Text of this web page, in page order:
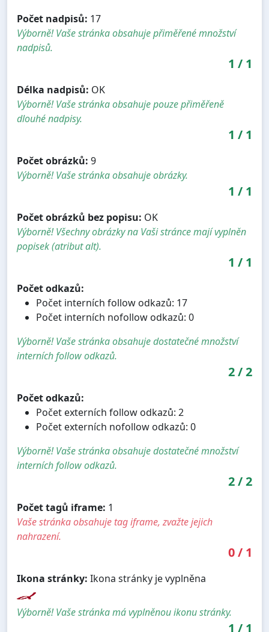
Počet nadpisů: 17
Výborně! Vaše stránka obsahuje přiměřené množství
nadpisů.
1 / 1
Délka nadpisů: OK
Výborně! Vaše stránka obsahuje pouze přiměřeně
dlouhé nadpisy.
1 / 1
Počet obrázků: 9
Výborně! Vaše stránka obsahuje obrázky.
1 / 1
Počet obrázků bez popisu: OK
Výborně! Všechny obrázky na Vaši stránce mají vyplněn
popisek (atribut alt).
1 / 1
Počet odkazů:
Počet interních follow odkazů: 17
Počet interních nofollow odkazů: 0
Výborně! Vaše stránka obsahuje dostatečné množství
interních follow odkazů.
2/2
Počet odkazů:
Počet externích follow odkazů: 2
Počet externích nofollow odkazů: 0
Výborně! Vaše stránka obsahuje dostatečné množství
interních follow odkazů.
2/2
Počet tagů iframe: 1
Vaše stránka obsahuje tag iframe, zvažte jejich
nahrazení.
0/ 1
Ikona stránky: Ikona stránky je vyplněna
Výborně! Vaše stránka má vyplněnou ikonu stránky.
1 / 1